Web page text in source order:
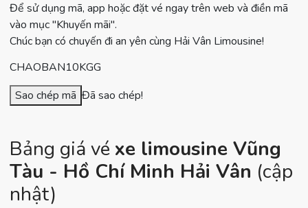
Để sử dụng mã, app hoặc đặt vé ngay trên web và điền mã
vào mục "Khuyến mãi".
Chúc bạn có chuyến đi an yên cùng Hải Vân Limousine!
CHAOBAN10KGG
Sao chép mã Đã sao chép!
Bảng giá vé xe limousine Vũng
Tàu - Hồ Chí Minh Hải Vân (cập
nhật)